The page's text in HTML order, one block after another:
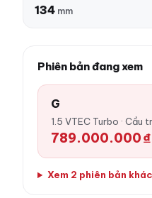
134 mm
Phiên bản đang xem
G
1.5 VTEC Turbo · Cầu
789.000.000 ₫
Xem 2 phiên bản khác